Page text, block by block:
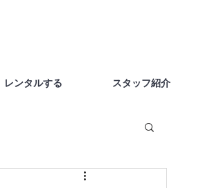
レンタルする スタッフ紹介